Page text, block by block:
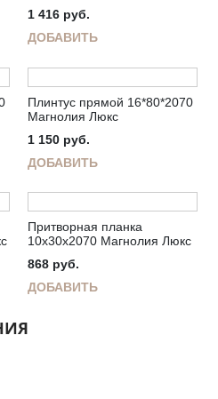
1 416 руб.
ДОБАВИТЬ
Плинтус прямой 16*80*2070
Магнолия Люкс
1 150 руб.
ДОБАВИТЬ
Притворная планка
10х30х2070 Магнолия Люкс
868 руб.
ДОБАВИТЬ